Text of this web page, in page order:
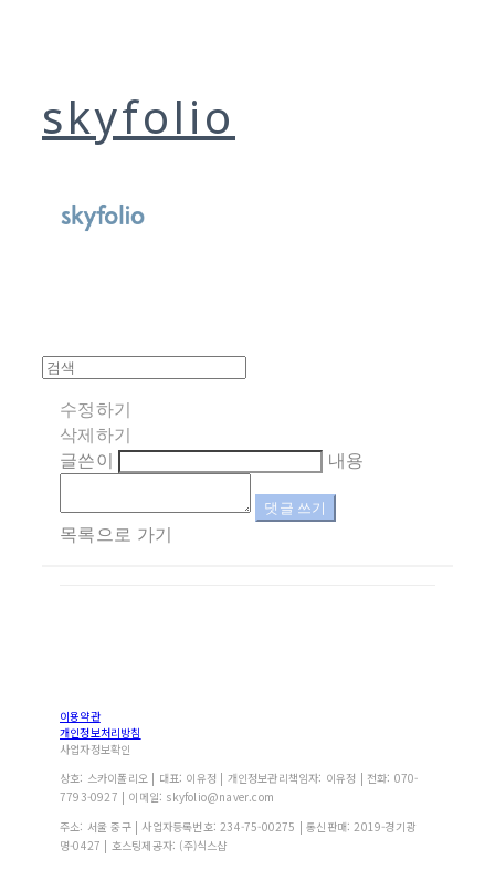
skyfolio
수정하기
삭제하기
글쓴이
내용
댓글 쓰기
목록으로 가기
이용약관
개인정보처리방침
사업자정보확인
상호: 스카이폴리오 | 대표: 이유정 | 개인정보관리책임자: 이유정 | 전화: 070-
7793-0927 | 이메일: skyfolio@naver.com
주소: 서울 중구 | 사업자등록번호: 234-75-00275 | 통신판매: 2019-경기광
명-0427 | 호스팅제공자: (주)식스샵